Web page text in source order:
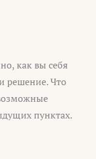
как вы себя
решение. Что
пунктах.